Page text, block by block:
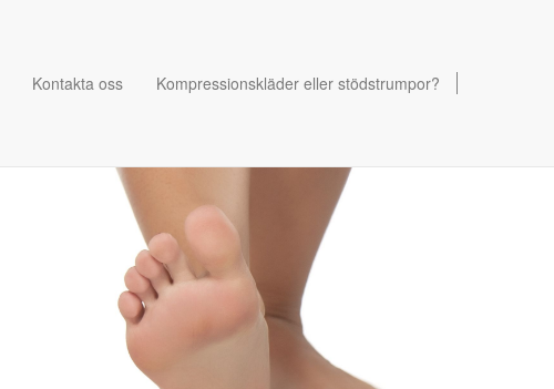
Kontakta oss Kompressionskläder eller stödstrumpor?